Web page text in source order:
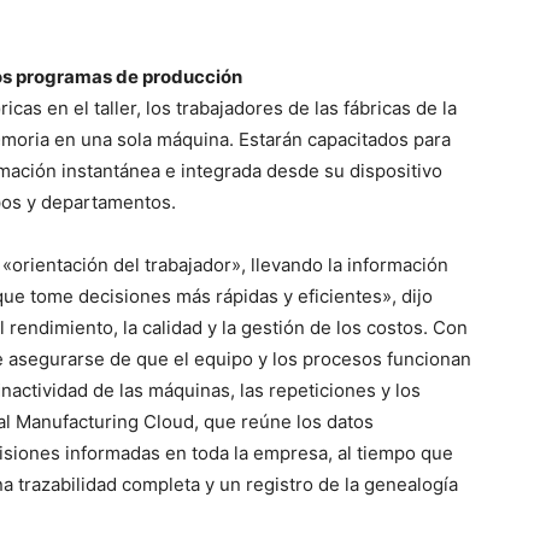
programas de producción
en el taller, los trabajadores de las fábricas de la
en una sola máquina. Estarán capacitados para
instantánea e integrada desde su dispositivo
y departamentos.
del trabajador», llevando la información
tome decisiones más rápidas y eficientes», dijo
la calidad y la gestión de los costos. Con
de que el equipo y los procesos funcionan
de las máquinas, las repeticiones y los
Manufacturing Cloud, que reúne los datos
informadas en toda la empresa, al tiempo que
trazabilidad completa y un registro de la genealogía